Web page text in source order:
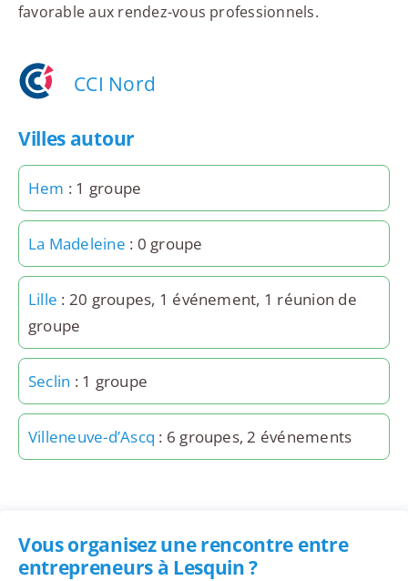
favorable aux rendez-vous professionnels.
CCI Nord
Villes autour
Hem : 1 groupe
La Madeleine : 0 groupe
Lille : 20 groupes, 1 événement, 1 réunion de
groupe
Seclin : 1 groupe
Villeneuve-d’Ascq : 6 groupes, 2 événements
Vous organisez une rencontre entre
entrepreneurs à Lesquin ?